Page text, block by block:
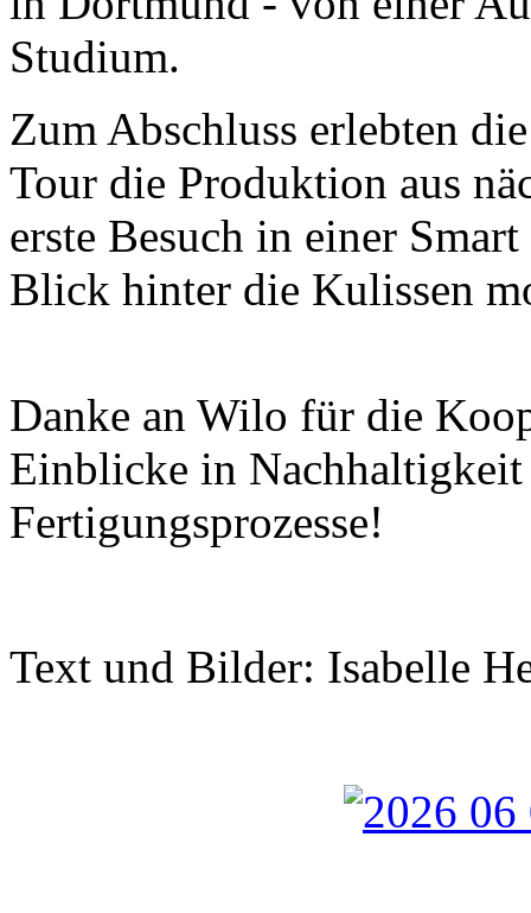
Studium.
Zum Abschluss erlebten
Tour die Produktion aus
erste Besuch in einer
Blick hinter die Kulissen
Danke an Wilo für die
Einblicke in Nachhaltigkeit
Fertigungsprozesse!
Text und Bilder: Isabelle